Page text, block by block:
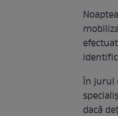
În jurul
dacă